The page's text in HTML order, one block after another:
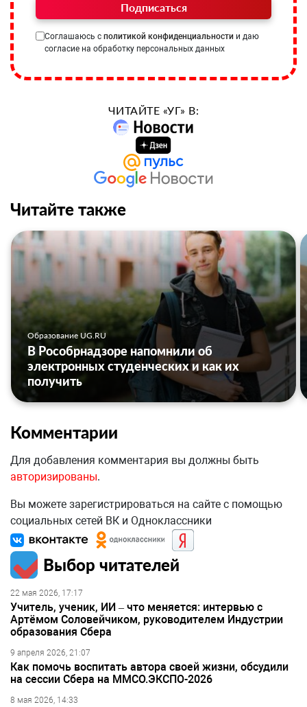
Подписаться
Соглашаюсь с политикой конфиденциальности и даю
согласие на обработку персональных данных
ЧИТАЙТЕ «УГ» В:
Читайте также
Образование UG.RU
В Рособрнадзоре напомнили об
электронных студенческих и как их
получить
Комментарии
Для добавления комментария вы должны быть
авторизированы.
Вы можете зарегистрироваться на сайте с помощью
социальных сетей ВК и Одноклассники
Выбор читателей
22 мая 2026, 17:17
Учитель, ученик, ИИ – что меняется: интервью с
Артёмом Соловейчиком, руководителем Индустрии
образования Сбера
9 апреля 2026, 21:07
Как помочь воспитать автора своей жизни, обсудили
на сессии Сбера на ММСО.ЭКСПО-2026
8 мая 2026, 14:33